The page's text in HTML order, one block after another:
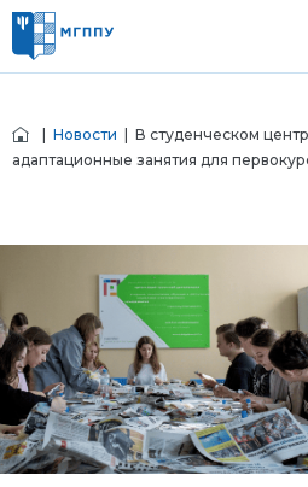
Новости | В студенческом
адаптационные занятия для